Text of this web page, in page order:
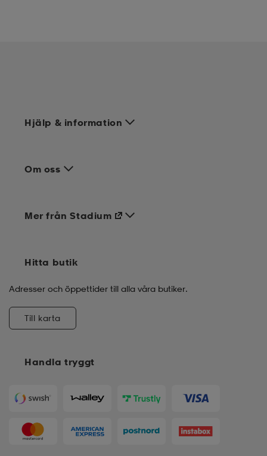
Hjälp & information
Om oss
Handla tryggt
Mer från Stadium
Hitta butik
Adresser och öppettider till alla våra butiker.
Till karta